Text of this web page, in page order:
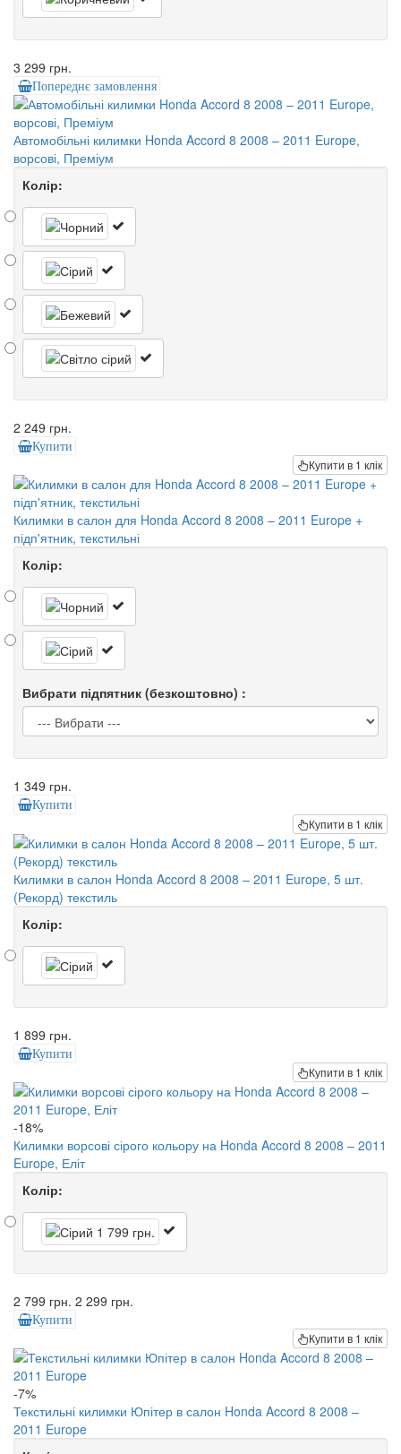
3 299 грн.
Попереднє замовлення
Автомобільні килимки Honda Accord 8 2008 – 2011 Europe,
ворсові, Преміум
Колір:
2 249 грн.
Купити
Купити в 1 клік
Килимки в салон для Honda Accord 8 2008 – 2011 Europe +
підп'ятник, текстильні
Колір:
Вибрати підпятник (безкоштовно) :
1 349 грн.
Купити
Купити в 1 клік
Килимки в салон Honda Accord 8 2008 – 2011 Europe, 5 шт.
(Рекорд) текстиль
Колір:
1 899 грн.
Купити
Купити в 1 клік
-18%
Килимки ворсові сірого кольору на Honda Accord 8 2008 – 2011
Europe, Еліт
Колір:
2 799 грн. 2 299 грн.
Купити
Купити в 1 клік
-7%
Текстильні килимки Юпітер в салон Honda Accord 8 2008 –
2011 Europe